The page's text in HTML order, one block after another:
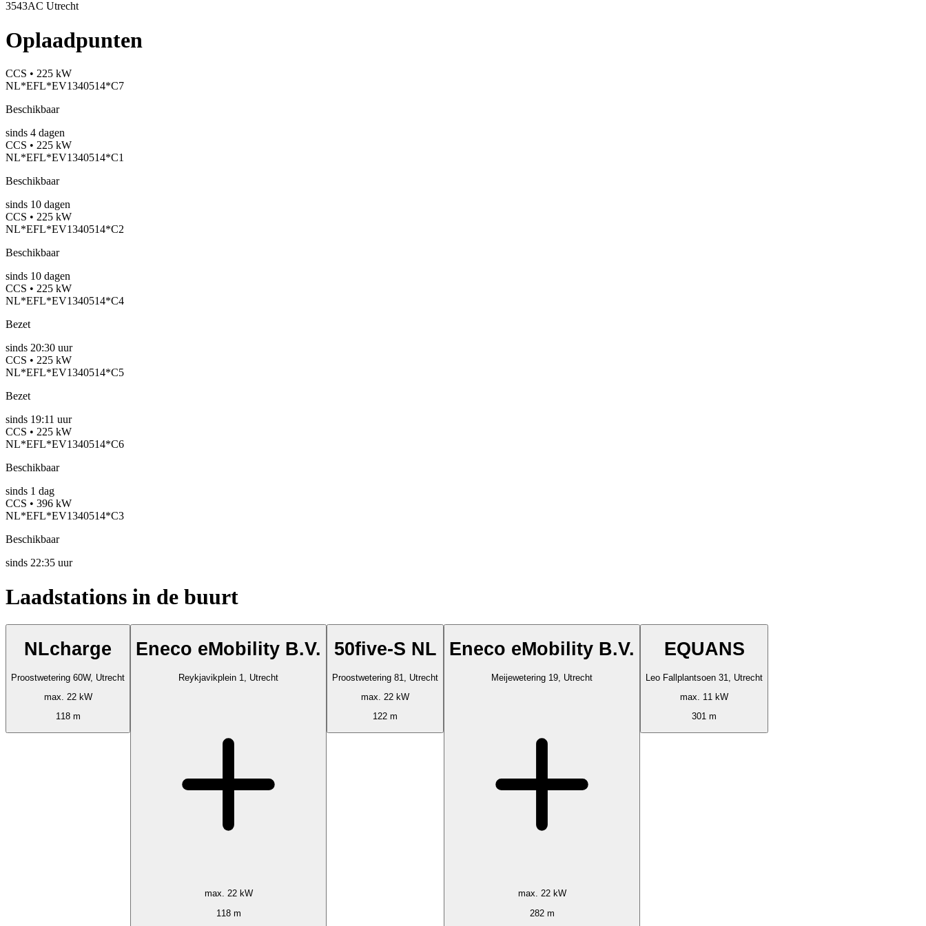
3543AC Utrecht
Oplaadpunten
CCS • 225 kW
NL*EFL*EV1340514*C7
Beschikbaar
sinds 4 dagen
CCS • 225 kW
NL*EFL*EV1340514*C1
Beschikbaar
sinds 10 dagen
CCS • 225 kW
NL*EFL*EV1340514*C2
Beschikbaar
sinds 10 dagen
CCS • 225 kW
NL*EFL*EV1340514*C4
Bezet
sinds 20:30 uur
CCS • 225 kW
NL*EFL*EV1340514*C5
Bezet
sinds 19:11 uur
CCS • 225 kW
NL*EFL*EV1340514*C6
Beschikbaar
sinds 1 dag
CCS • 396 kW
NL*EFL*EV1340514*C3
Beschikbaar
sinds 22:35 uur
Laadstations in de buurt
NLcharge
Proostwetering 60W, Utrecht
max. 22 kW
118 m
Eneco eMobility B.V.
Reykjavikplein 1, Utrecht
max. 22 kW
118 m
50five-S NL
Proostwetering 81, Utrecht
max. 22 kW
122 m
Eneco eMobility B.V.
Meijewetering 19, Utrecht
max. 22 kW
282 m
EQUANS
Leo Fallplantsoen 31, Utrecht
max. 11 kW
301 m